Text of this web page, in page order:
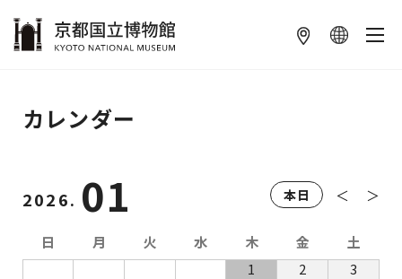
カレンダー
2026. 01 本日 ＜ ＞
日 月 火 水 木 金
土
1
2 3